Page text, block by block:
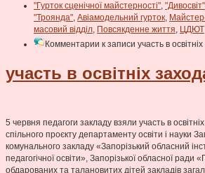
"Гурток сценічної майстерності", "Дивосвіт"
"Троянда", Авіамодельний гурток,
масовий відділ, Повсякденне життя, ЦДЮТ
Комментарии к записи участь в
участь в ocвiтнix
5 червня педагоги закладу взяли участь в
спiльного проєкту департаменту освiти i науки
комунального закладу «Запорiзький обласний
педагогiчної ocвіти», Запорiзької обласної ради
обдарованих та талановитих дітей закладів